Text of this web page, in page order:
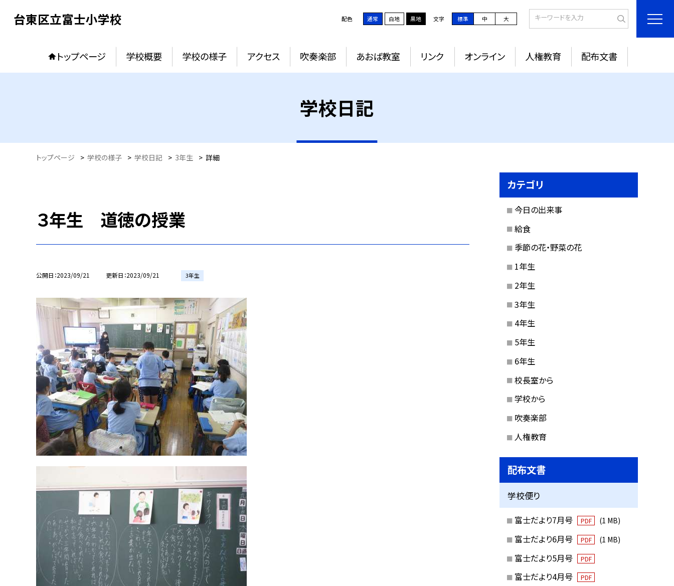
台東区立富士小学校 配色 通常 白地 黒地 文字 標準 中 大
トップページ 学校概要 学校の様子 アクセス 吹奏楽部 あおば教室 リンク オンライン 人権教育 配布文書
学校日記
トップページ > 学校の様子 > 学校日記 > 3年生 > 詳細
３年生 道徳の授業
公開日 2023/09/21 更新日 2023/09/21 3年生
カテゴリ
今日の出来事
給食
季節の花・野菜の花
1年生
2年生
3年生
4年生
5年生
6年生
校長室から
学校から
吹奏楽部
人権教育
配布文書
学校便り
富士だより7月号 PDF (1 MB)
富士だより6月号 PDF (1 MB)
富士だより5月号 PDF
富士だより4月号 PDF